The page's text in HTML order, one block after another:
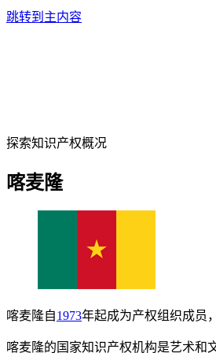
跳转到主内容
探索知识产权概况
喀麦隆
喀麦隆自1973年起成为产权组织成员
喀麦隆的国家知识产权机构是艺术